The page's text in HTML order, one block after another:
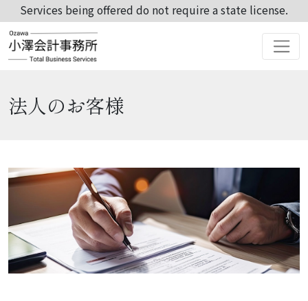
Services being offered do not require a state license.
法人のお客様